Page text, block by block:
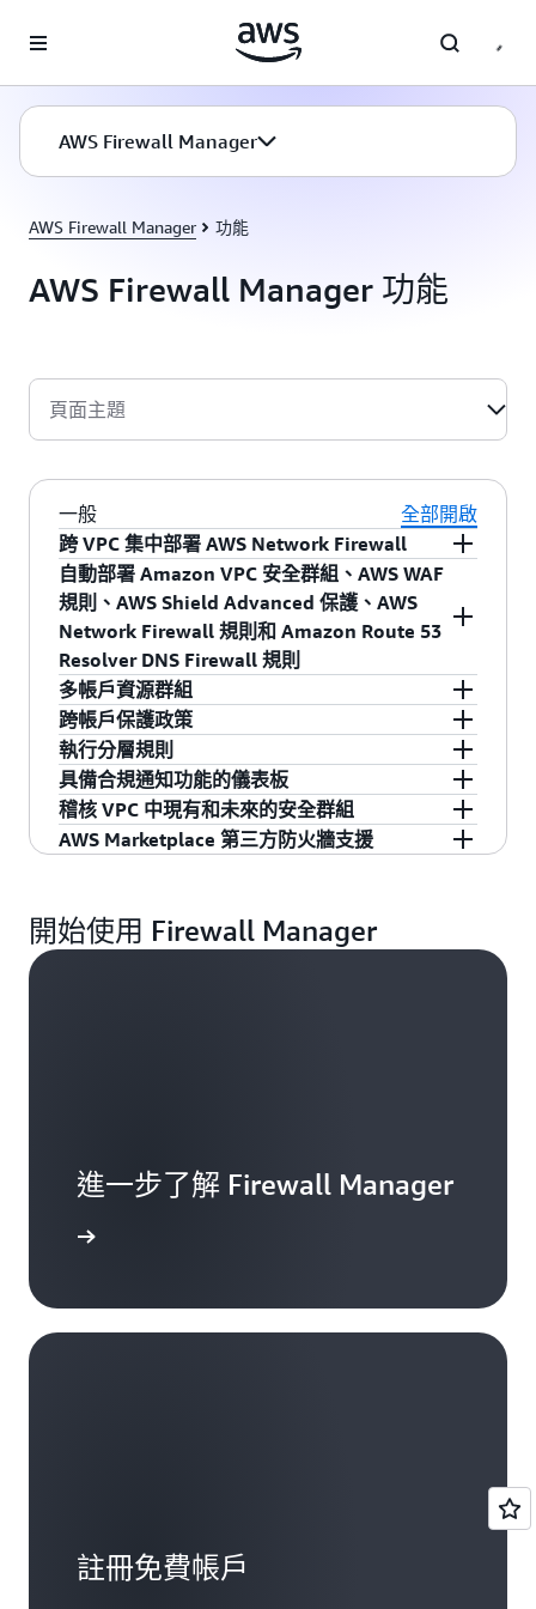
AWS Firewall Manager
AWS Firewall Manager 功能
AWS Firewall Manager 功能
頁面主題
一般
全部開啟
跨 VPC 集中部署 AWS Network Firewall
借助 Firewall Manager，您的安全管理員可以為
AWS Network Firewall 部署防火牆規則，以從單
一位置控制跨帳戶和 Amazon VPC 進出您網路的
流量。對集中設定的規則集所做的任何變更都會
自動部署到您的帳戶和 VPC。這樣，即使在您的
組織中建立了新帳戶和 VPC，安全管理員也可以
在整個組織中一致地執行集中授權的防火牆規
則。同時，Firewall Manager 還會報告不合規的問
題，包括缺少網路防火牆保護的任何 VPC 和帳
戶。
自動部署 Amazon VPC 安全群組、AWS WAF
規則、AWS Shield Advanced 保護、AWS
Network Firewall 規則和 Amazon Route 53
Resolver DNS Firewall 規則
您可以自動對目前已存在或將來建立的 AWS 資源
執行政策，以確保符合整個組織的防火牆規則。
AWS Firewall Manager 讓客戶可以對 Application
Load Balancer、API 閘道和 Amazon CloudFront
帳戶，套用 AWS WAF 規則以及AWS WAF 受管規
則。您可以對 Application Load Balancer 或
Classic Load Balancer、彈性 IP 位址或
護。同樣地，您可以使用 AWS Firewall Manager
跨VPC 中您的 EC2 執行個體建立一般主要安全群
多帳戶資源群組
在 AWS Firewall Manager 中，您可以按帳戶、資
源類型和標籤對資源進行分組。您的安全團隊可
以為特定群組內的所有資源或組織內的帳戶建立
政策。
跨帳戶保護政策
AWS Firewall Manager 與
整
合之後，將自動擷取 AWS 組織中的帳戶清單，讓
您可以進行跨帳戶的資源分組。首先，您要擬定
保護政策，透過政策定義資源群組並將該群組與
Firewall Manager 將根據政策範圍，只在帳戶中的
資源部署保護。
執行分層規則
AWS Firewall Manager 允許您以分層方式套用保
護政策，因此您可以委派他人建立應用程式特定
規則，同時保留集中執行某些規則的能力。集中
用。
具備合規通知功能的儀表板
AWS Firewall Manager 提供一個視覺化儀表板，
您可以在其中快速查看哪些 AWS 資源受到保護、
收到通知。
稽核 VPC 中現有和未來的安全群組
使用 AWS Firewall Manager，您可以建立政策來
組，以偵測過於寬鬆的規則，並協助改善防火牆
狀態。您可以取得不合規帳戶和資源的通知，或
AWS Marketplace 第三方防火牆支援
Marketplace 訂閱的第三方雲端防火牆。該服務是
一項單一防火牆管理解決方案，用於部署和管理
開始使用 Firewall Manager
進一步了解 Firewall Manager
註冊免費帳戶